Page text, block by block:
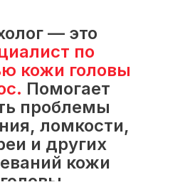
— это
по
кожи головы
Помогает
проблемы
ломкости,
и других
кожи
головы